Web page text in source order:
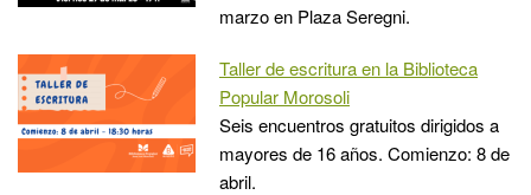
marzo en Plaza Seregni.
Taller de escritura en la Biblioteca
Popular Morosoli
Seis encuentros gratuitos dirigidos a
mayores de 16 años. Comienzo: 8 de
abril.